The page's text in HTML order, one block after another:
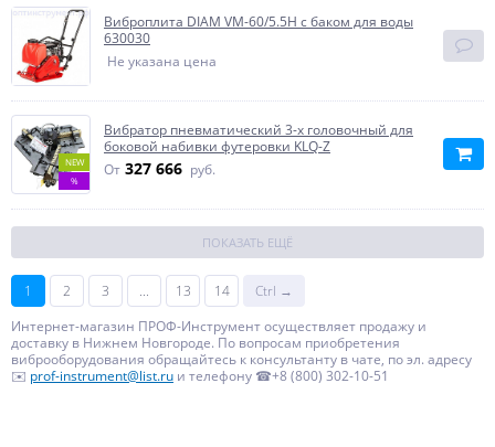
Виброплита DIAM VM-60/5.5H с баком для воды
630030
Не указана цена
NEW
%
Вибратор пневматический 3-х головочный для
боковой набивки футеровки KLQ-Z
От 327 666 руб.
ПОКАЗАТЬ ЕЩЁ
1 2 3 ... 13 14
Ctrl →
Интернет-магазин ПРОФ-Инструмент осуществляет продажу и
доставку в Нижнем Новгороде. По вопросам приобретения
виброоборудования обращайтесь к консультанту в чате, по эл. адресу
✉️ prof-instrument@list.ru и телефону ☎+8 (800) 302-10-51